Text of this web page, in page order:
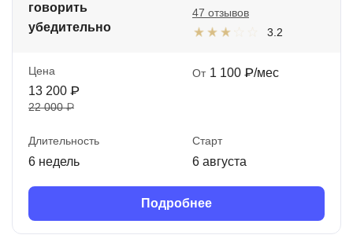
говорить
убедительно
3.2
47 отзывов
Цена
13 200 ₽
22 000 ₽
От 1 100 ₽/мес
Длительность
6 недель
Старт
6 августа
Подробнее